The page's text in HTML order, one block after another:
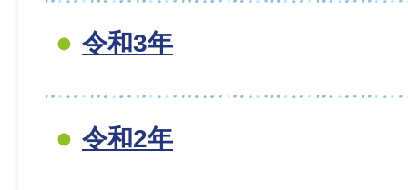
令和3年
令和2年